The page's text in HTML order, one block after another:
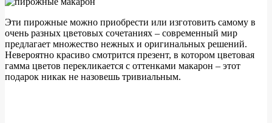
Эти пирожные можно приобрести или изготовить самому в
очень разных цветовых сочетаниях – современный мир
предлагает множество нежных и оригинальных решений.
Невероятно красиво смотрится презент, в котором цветовая
гамма цветов перекликается с оттенками макарон – этот
подарок никак не назовешь тривиальным.